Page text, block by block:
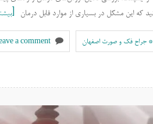
که این مشکل در بسیاری از موارد قابل درمان
* جراح فک و صورت اصفهان a comment